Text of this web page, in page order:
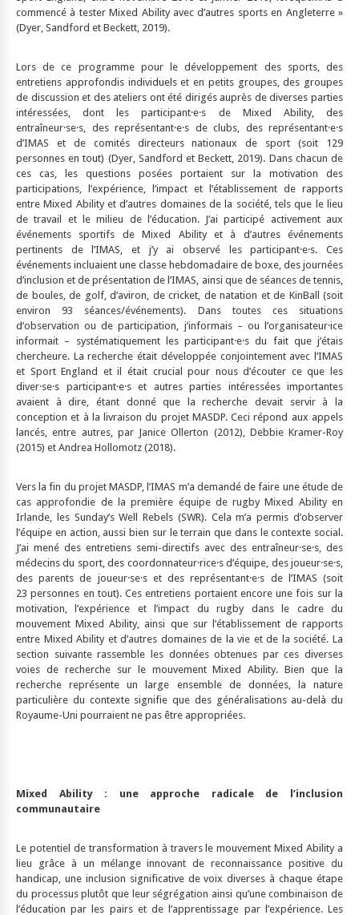
commencé à tester Mixed Ability avec d’autres sports en Angleterre »
(Dyer, Sandford et Beckett, 2019).
Lors de ce programme pour le développement des sports, des
entretiens approfondis individuels et en petits groupes, des groupes
de discussion et des ateliers ont été dirigés auprès de diverses parties
intéressées, dont les participant·e·s de Mixed Ability, des
entraîneur·se·s, des représentant·e·s de clubs, des représentant·e·s
d’IMAS et de comités directeurs nationaux de sport (soit 129
personnes en tout) (Dyer, Sandford et Beckett, 2019). Dans chacun de
ces cas, les questions posées portaient sur la motivation des
participations, l’expérience, l’impact et l’établissement de rapports
entre Mixed Ability et d’autres domaines de la société, tels que le lieu
de travail et le milieu de l’éducation. J’ai participé activement aux
événements sportifs de Mixed Ability et à d’autres événements
pertinents de l’IMAS, et j’y ai observé les participant·e·s. Ces
événements incluaient une classe hebdomadaire de boxe, des journées
d’inclusion et de présentation de l’IMAS, ainsi que de séances de tennis,
de boules, de golf, d’aviron, de cricket, de natation et de KinBall (soit
environ 93 séances/événements). Dans toutes ces situations
d’observation ou de participation, j’informais – ou l’organisateur·ice
informait – systématiquement les participant·e·s du fait que j’étais
chercheure. La recherche était développée conjointement avec l’IMAS
et Sport England et il était crucial pour nous d’écouter ce que les
diver·se·s participant·e·s et autres parties intéressées importantes
avaient à dire, étant donné que la recherche devait servir à la
conception et à la livraison du projet MASDP. Ceci répond aux appels
lancés, entre autres, par Janice Ollerton (2012), Debbie Kramer-Roy
(2015) et Andrea Hollomotz (2018).
Vers la fin du projet MASDP, l’IMAS m’a demandé de faire une étude de
cas approfondie de la première équipe de rugby Mixed Ability en
Irlande, les Sunday’s Well Rebels (SWR). Cela m’a permis d’observer
l’équipe en action, aussi bien sur le terrain que dans le contexte social.
J’ai mené des entretiens semi-directifs avec des entraîneur·se·s, des
médecins du sport, des coordonnateur·rice·s d’équipe, des joueur·se·s,
des parents de joueur·se·s et des représentant·e·s de l’IMAS (soit
23 personnes en tout). Ces entretiens portaient encore une fois sur la
motivation, l’expérience et l’impact du rugby dans le cadre du
mouvement Mixed Ability, ainsi que sur l’établissement de rapports
entre Mixed Ability et d’autres domaines de la vie et de la société. La
section suivante rassemble les données obtenues par ces diverses
voies de recherche sur le mouvement Mixed Ability. Bien que la
recherche représente un large ensemble de données, la nature
particulière du contexte signifie que des généralisations au-delà du
Royaume-Uni pourraient ne pas être appropriées.
Mixed Ability : une approche radicale de l’inclusion
communautaire
Le potentiel de transformation à travers le mouvement Mixed Ability a
lieu grâce à un mélange innovant de reconnaissance positive du
handicap, une inclusion significative de voix diverses à chaque étape
du processus plutôt que leur ségrégation ainsi qu’une combinaison de
l’éducation par les pairs et de l’apprentissage par l’expérience. Les